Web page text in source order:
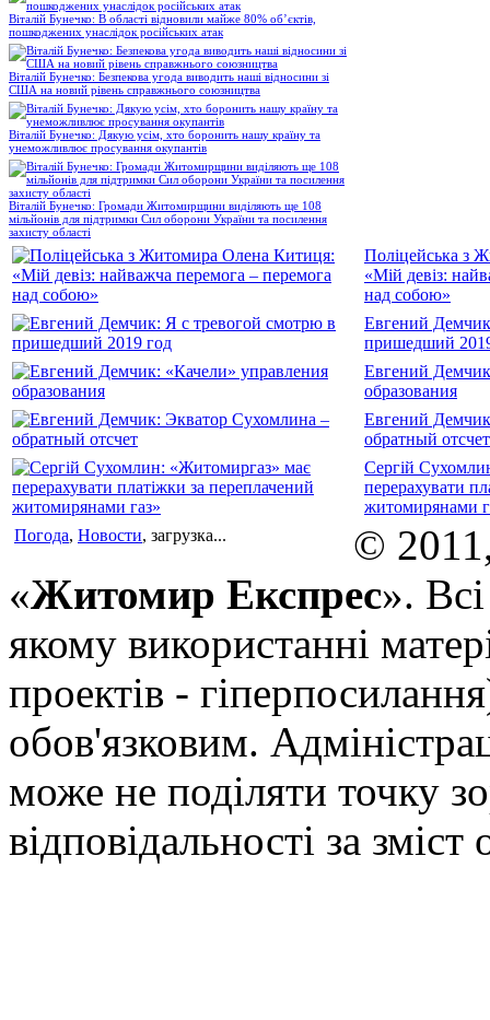
Віталій Бунечко: В області відновили майже 80% об’єктів,
пошкоджених унаслідок російських атак
Віталій Бунечко: Безпекова угода виводить наші відносини зі
США на новий рівень справжнього союзництва
Віталій Бунечко: Дякую усім, хто боронить нашу країну та
унеможливлює просування окупантів
Віталій Бунечко: Громади Житомирщини виділяють ще 108
мільйонів для підтримки Сил оборони України та посилення
захисту області
Поліцейська з
«Мій девіз:
над собою»
Евгений
пришедший
Евгений
образования
Евгений
обратный отсчет
Сергій
перерахувати
житомирянами
Погода, Новости, загрузка...
©
«Житомир Експрес».
якому використанні
проектів -
обов'язковим.
може не поділяти точку
відповідальності за